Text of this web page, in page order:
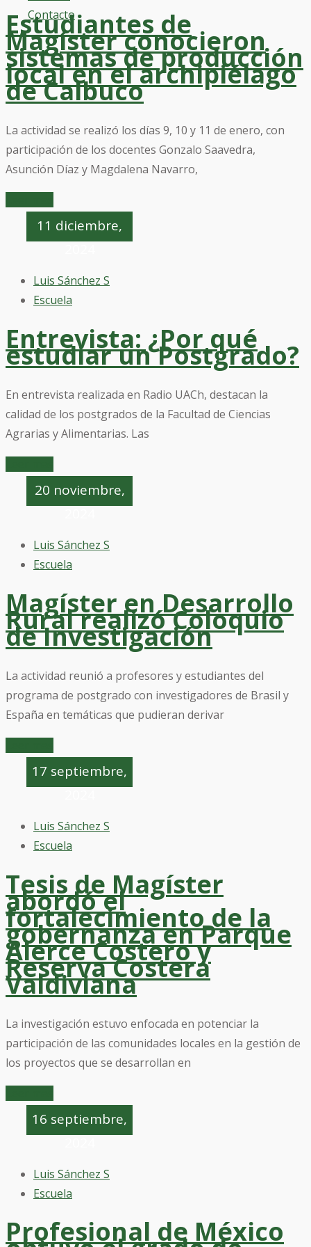
Contacto
Estudiantes de
Magíster conocieron
sistemas de producción
local en el archipiélago
de Calbuco
La actividad se realizó los días 9, 10 y 11 de enero, con
participación de los docentes Gonzalo Saavedra,
Asunción Díaz y Magdalena Navarro,
11 diciembre,
Luis Sánchez S
Escuela
Entrevista: ¿Por qué
estudiar un Postgrado?
En entrevista realizada en Radio UACh, destacan la
calidad de los postgrados de la Facultad de Ciencias
Agrarias y Alimentarias. Las
20 noviembre,
Luis Sánchez S
Escuela
Magíster en Desarrollo
Rural realizó Coloquio
de Investigación
La actividad reunió a profesores y estudiantes del
programa de postgrado con investigadores de Brasil y
España en temáticas que pudieran derivar
17 septiembre,
Luis Sánchez S
Escuela
Tesis de Magíster
abordó el
fortalecimiento de la
gobernanza en Parque
Alerce Costero y
Reserva Costera
Valdiviana
La investigación estuvo enfocada en potenciar la
participación de las comunidades locales en la gestión de
los proyectos que se desarrollan en
16 septiembre,
Luis Sánchez S
Escuela
Profesional de México